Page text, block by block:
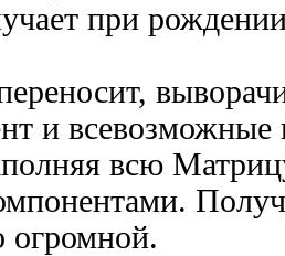
при
и всевозможные
всю
огромной.